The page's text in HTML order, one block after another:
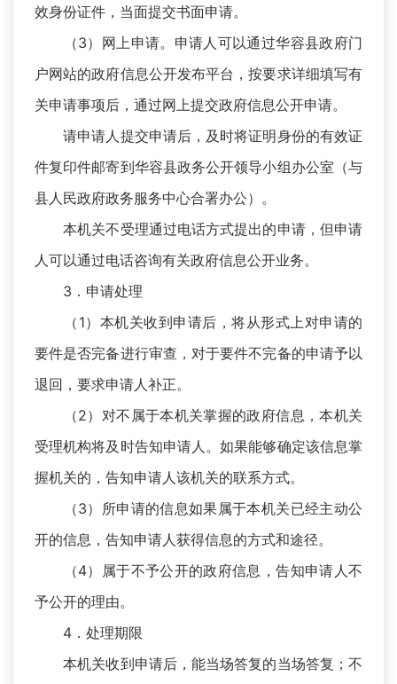
效身份证件，当面提交书面申请。
（3）网上申请。申请人可以通过华容县政府门
户网站的政府信息公开发布平台，按要求详细填写有
关申请事项后，通过网上提交政府信息公开申请。
请申请人提交申请后，及时将证明身份的有效证
件复印件邮寄到华容县政务公开领导小组办公室（与
县人民政府政务服务中心合署办公）。
本机关不受理通过电话方式提出的申请，但申请
人可以通过电话咨询有关政府信息公开业务。
3．申请处理
（1）本机关收到申请后，将从形式上对申请的
要件是否完备进行审查，对于要件不完备的申请予以
退回，要求申请人补正。
（2）对不属于本机关掌握的政府信息，本机关
受理机构将及时告知申请人。如果能够确定该信息掌
握机关的，告知申请人该机关的联系方式。
（3）所申请的信息如果属于本机关已经主动公
开的信息，告知申请人获得信息的方式和途径。
（4）属于不予公开的政府信息，告知申请人不
予公开的理由。
4．处理期限
本机关收到申请后，能当场答复的当场答复；不